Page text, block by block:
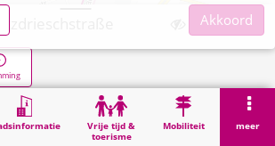
Vrije tijd &
toerisme
Mobiliteit meer
Pützdrieschstraße
Akkoord